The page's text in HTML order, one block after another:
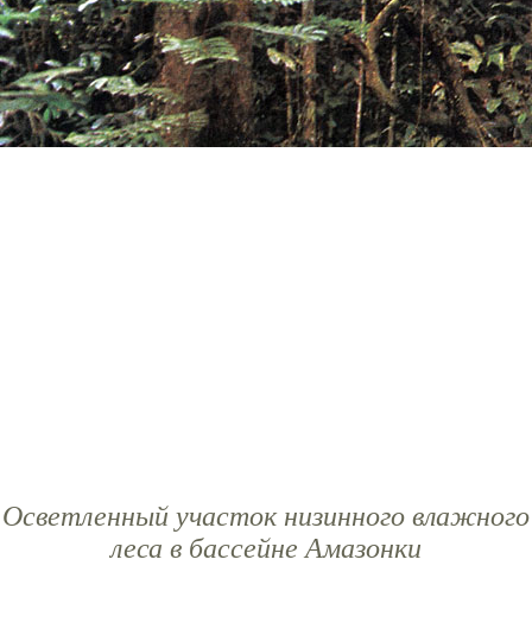
Осветленный участок низинного влажного
леса в бассейне Амазонки